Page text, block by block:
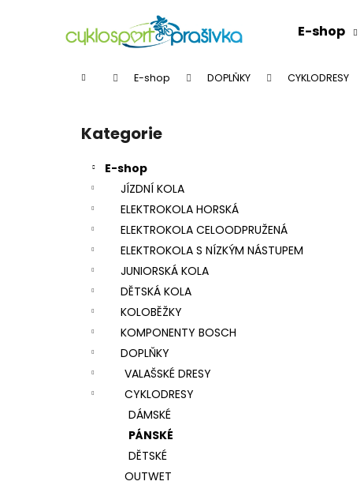
E-shop
Domů E-shop DOPLŇKY CYKLODRESY
Přeskočit
kategorie
Kategorie
E-shop
JÍZDNÍ KOLA
ELEKTROKOLA HORSKÁ
ELEKTROKOLA CELOODPRUŽENÁ
ELEKTROKOLA S NÍZKÝM NÁSTUPEM
JUNIORSKÁ KOLA
DĚTSKÁ KOLA
KOLOBĚŽKY
KOMPONENTY BOSCH
DOPLŇKY
VALAŠSKÉ DRESY
CYKLODRESY
DÁMSKÉ
PÁNSKÉ
DĚTSKÉ
OUTWET
Zpět
Zpět